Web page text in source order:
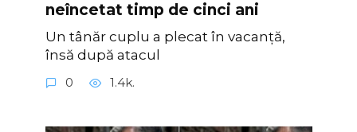
neîncetat timp de cinci ani
Un tânăr cuplu a plecat în vacanță,
însă după atacul
0 1.4k.